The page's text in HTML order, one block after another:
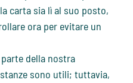
carta sia lì al suo posto,
ora per evitare un
della nostra
sono utili; tuttavia,